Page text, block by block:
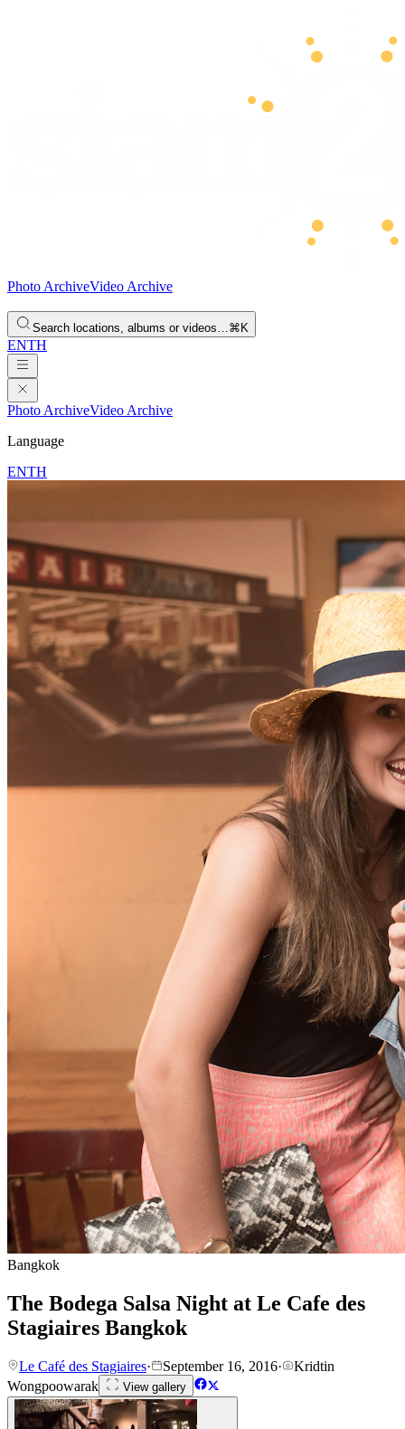
Photo ArchiveVideo Archive
Search locations, albums or videos…⌘K
ENTH
Photo ArchiveVideo Archive
Language
ENTH
Bangkok
The Bodega Salsa Night at Le Cafe des
Stagiaires Bangkok
Le Café des Stagiaires· September 16, 2016·
Kridtin
Wongpoowarak
View gallery